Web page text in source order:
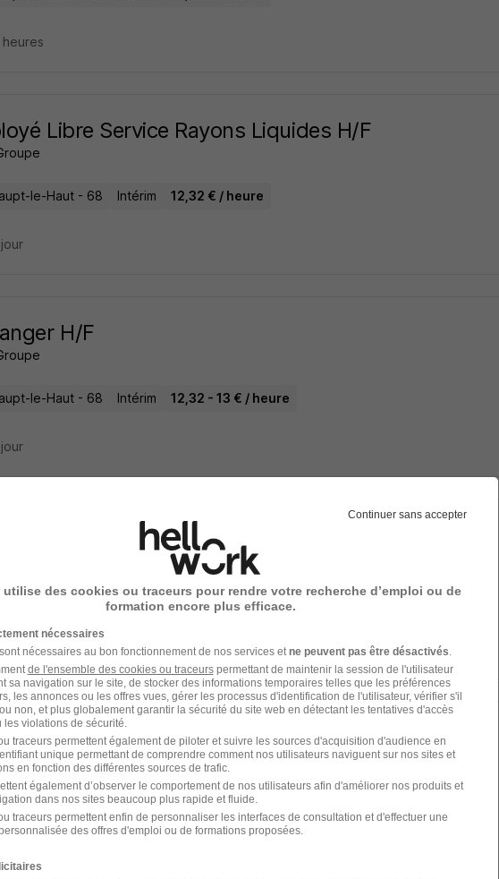
Libre Service Rayons Liquides H/F
le-Haut - 68 Intérim 12,32 € / heure
H/F
le-Haut - 68 Intérim 12,32 - 13 € / heure
Élingueur H/F
le-Haut - 68 Intérim 13 - 15 € / heure 6 mois
Echafaudeur H/F
Mulhouse
le-Haut - 68 CDD 7 mois
Continuer sans accepter
utilise des cookies ou traceurs pour rendre votre recherche d’emploi ou de
formation encore plus efficace.
nécessaires
nécessaires au bon fonctionnement de nos services et ne peuvent pas être désactivés
de l'ensemble des cookies ou traceurspermettant de maintenir la session de l'utilisateur
sa navigation sur le site, de stocker des informations temporaires telles que les préférences
les annonces ou les offres vues, gérer les processus d'identification de l'utilisateur, vérifier s'il
non, et plus globalement garantir la sécurité du site web en détectant les tentatives d'accès
violations de sécurité.
traceurs permettent également de piloter et suivre les sources d'acquisition d'audience en
unique permettant de comprendre comment nos utilisateurs naviguent sur nos sites et
en fonction des différentes sources de trafic.
également d’observer le comportement de nos utilisateurs afin d'améliorer nos produits et
dans nos sites beaucoup plus rapide et fluide.
traceurs permettent enfin de personnaliser les interfaces de consultation et d'effectuer une
des offres d'emploi ou de formations proposées.